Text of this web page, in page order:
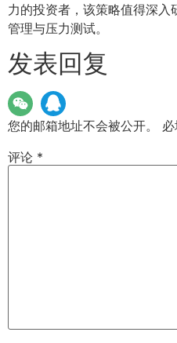
力的投资者，该策略值得深
管理与压力测试。
发表回复
您的邮箱地址不会被公开。
评论 *